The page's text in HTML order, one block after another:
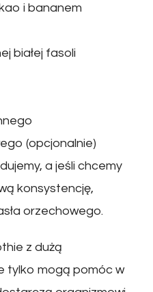
i bananem
białej fasoli
(opcjonalnie)
a jeśli chcemy
konsystencję,
orzechowego.
z dużą
tylko mogą pomóc w